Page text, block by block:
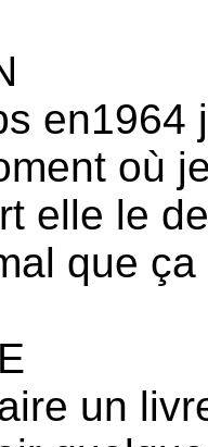
en1964
où
elle le
que
un